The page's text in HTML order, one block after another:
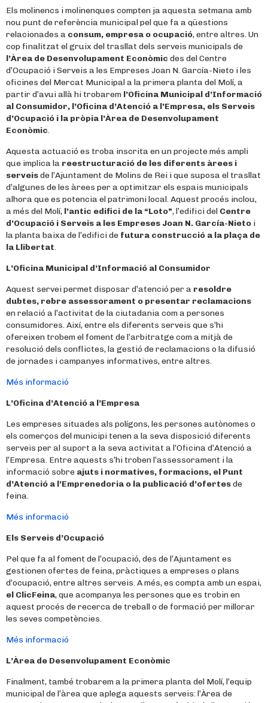
Els molinencs i molinenques compten ja aquesta setmana amb
nou punt de referència municipal pel que fa a qüestions
relacionades a consum, empresa o ocupació, entre altres. Un
cop finalitzat el gruix del trasllat dels serveis municipals de
l’Àrea de Desenvolupament Econòmic des del Centre
d’Ocupació i Serveis a les Empreses Joan N. García-Nieto i les
oficines del Mercat Municipal a la primera planta del Molí, a
partir d’avui allà hi trobarem l’Oficina Municipal d’Informació
al Consumidor, l’Oficina d’Atenció a l’Empresa, els Serveis
d’Ocupació i la pròpia l’Àrea de Desenvolupament
Econòmic.
Aquesta actuació es troba inscrita en un projecte més ampli
que implica la reestructuració de les diferents àrees i
serveisde l’Ajuntament de Molins de Rei i que suposa el trasllat
d’algunes de les àrees per a optimitzar els espais municipals
alhora que es potencia el patrimoni local. Aquest procés inclou,
a més del Molí, l’antic edifici de la “Loto”, l’edifici del Centre
d’Ocupació i Serveis a les Empreses Joan N. García-Nieto i
la planta baixa de l’edifici de futura construcció a la plaça de
la Llibertat.
L’Oficina Municipal d’Informació al Consumidor
Aquest servei permet disposar d’atenció per a resoldre
dubtes, rebre assessorament o presentar reclamacions
en relació a l’activitat de la ciutadania com a persones
consumidores. Així, entre els diferents serveis que s’hi
ofereixen trobem el foment de l’arbitratge com a mitjà de
resolució dels conflictes, la gestió de reclamacions o la difusió
de jornades i campanyes informatives, entre altres.
Més informació
L’Oficina d’Atenció a l’Empresa
Les empreses situades als polígons, les persones autònomes o
els comerços del municipi tenen a la seva disposició diferents
serveis per al suport a la seva activitat a l’Oficina d’Atenció a
l’Empresa. Entre aquests s’hi troben l’assessorament i la
informació sobre ajuts i normatives, formacions, el Punt
d’Atenció a l’Emprenedoria o la publicació d’ofertesde
feina.
Més informació
Els Serveis d’Ocupació
Pel que fa al foment de l’ocupació, des de l’Ajuntament es
gestionen ofertes de feina, pràctiques a empreses o plans
d’ocupació, entre altres serveis. A més, es compta amb un espai,
el ClicFeina, que acompanya les persones que es trobin en
aquest procés de recerca de treball o de formació per millorar
les seves competències.
Més informació
L’Àrea de Desenvolupament Econòmic
Finalment, també trobarem a la primera planta del Molí, l’equip
municipal de l’àrea que aplega aquests serveis: l’Àrea de